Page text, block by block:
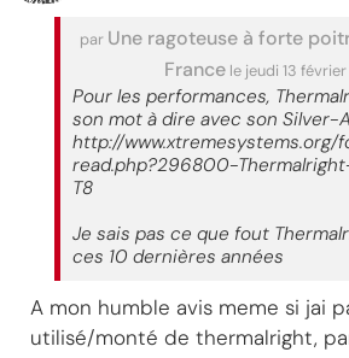
par Une ragoteuse à forte
France le jeudi 13
Pour les performances,
son mot à dire avec son Silver-
http://www.xtremesystems.org/
read.php?296800-
T8
Je sais pas ce que fout
ces 10 dernières années
A mon humble avis meme si jai
utilisé/monté de thermalright,